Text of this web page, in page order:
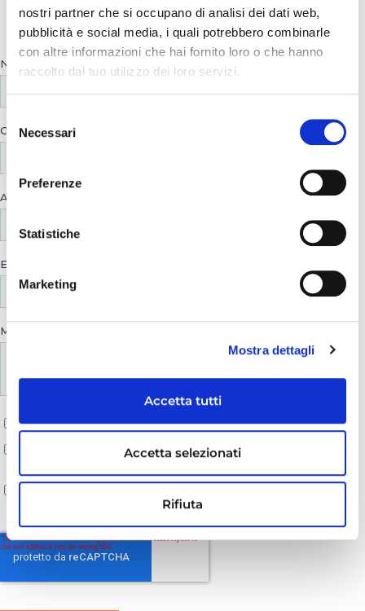
nostri partner che si occupano di analisi dei dati web,
pubblicità e social media, i quali potrebbero combinarle
con altre informazioni che hai fornito loro o che hanno
raccolto dal tuo utilizzo dei loro servizi.
delNecessari
Preferenze
Statistiche
Marketing
Mostra dettagli
Accetta tutti
Accetta selezionati
Rifiuta